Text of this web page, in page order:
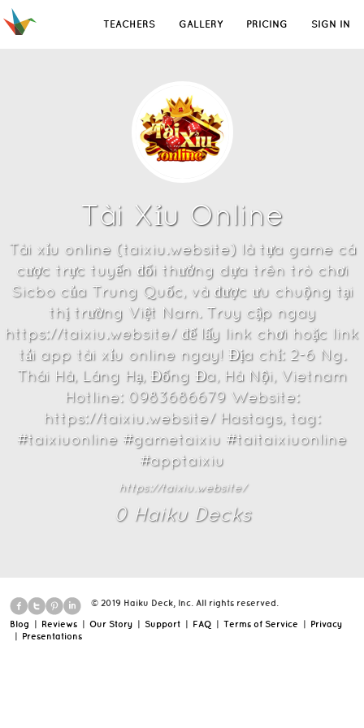
TEACHERS GALLERY PRICING SIGN IN
Tài Xỉu Online
Tài xỉu online (taixiu.website) là tựa game cá
cược trực tuyến đổi thưởng dựa trên trò chơi
Sicbo của Trung Quốc, và được ưu chuộng tại
thị trường Việt Nam. Truy cập ngay
https://taixiu.website/ để lấy link chơi hoặc link
tải app tài xỉu online ngay! Địa chỉ: 2-6 Ng.
Thái Hà, Láng Hạ, Đống Đa, Hà Nội, Vietnam
Hotline: 0983686679 Website:
https://taixiu.website/ Hastags, tag:
#taixiuonline #gametaixiu #taitaixiuonline
#apptaixiu
https://taixiu.website/
0Haiku Decks
© 2019 Haiku Deck, Inc. All rights reserved.
Blog | Reviews | Our Story | Support | FAQ | Terms of Service | Privacy
| Presentations